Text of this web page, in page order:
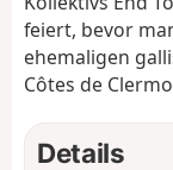
feiert, bevor
ehemaligen
Côtes de
Details